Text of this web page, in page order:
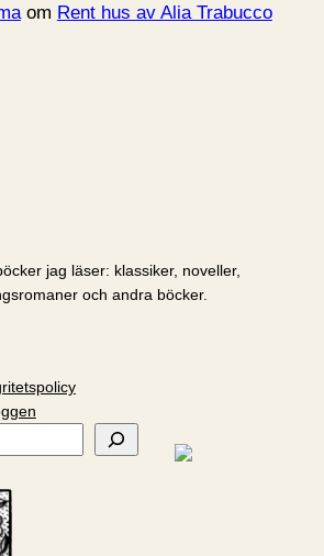
om Rent hus av Alia Trabucco
jag läser: klassiker, noveller,
och andra böcker.